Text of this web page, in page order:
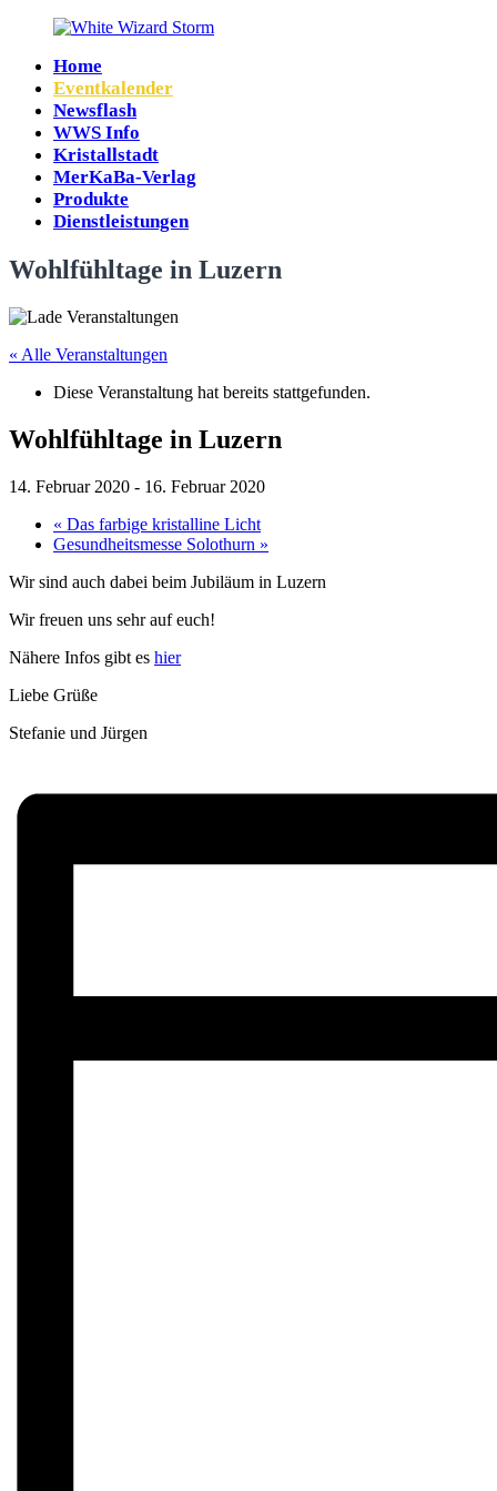
springen
White
Wizard
Home
Eventkalender
Newsflash
WWS Info
Kristallstadt
MerKaBa-Verlag
Produkte
Dienstleistungen
Wohlfühltage in Luzern
« Alle Veranstaltungen
Diese Veranstaltung hat bereits stattgefunden.
Wohlfühltage in Luzern
14. Februar 2020 - 16. Februar 2020
« Das farbige kristalline Licht
Gesundheitsmesse Solothurn »
Wir sind auch dabei beim Jubiläum in Luzern
Wir freuen uns sehr auf euch!
Nähere Infos gibt es hier
Liebe Grüße
Stefanie und Jürgen